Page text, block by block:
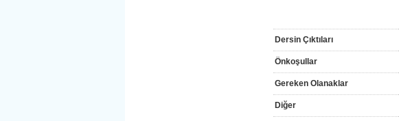
Dersin Çıktıları
Önkoşullar
Gereken Olanaklar
Diğer